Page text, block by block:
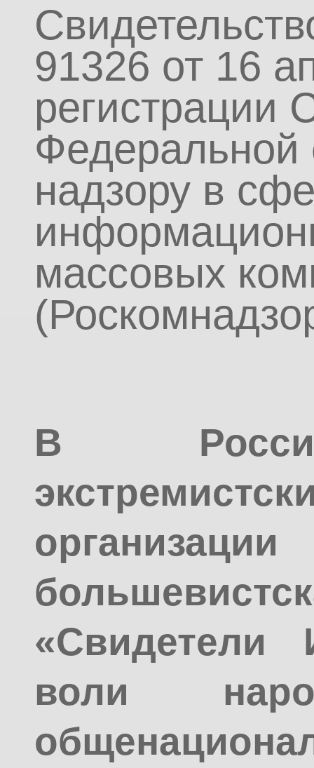
91326 от 16
Федеральной
надзору в
массовых
В
«Свидетели
воли